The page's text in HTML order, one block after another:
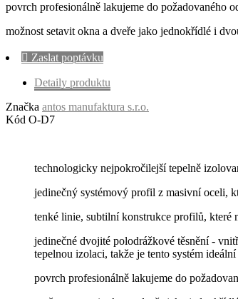
povrch profesionálně lakujeme do požadovaného
možnost setavit okna a dveře jako jednokřídlé i
 Zaslat poptávku
Detaily produktu
Značka antos manufaktura s.r.o.
Kód O-D7
technologicky nejpokročilejší tepelně
jedinečný systémový profil z masivní oceli,
tenké linie, subtilní konstrukce profilů, které
jedinečné dvojité polodrážkové těsnění -
tepelnou izolaci, takže je tento systém
povrch profesionálně lakujeme do